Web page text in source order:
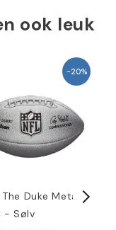
ook leuk
-20%
Duke Metallic
- Sølv